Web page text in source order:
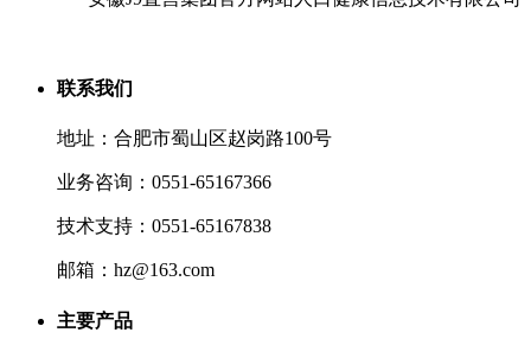
联系我们
地址：合肥市蜀山区赵岗路100号
业务咨询：0551-65167366
技术支持：0551-65167838
邮箱：hz@163.com
主要产品